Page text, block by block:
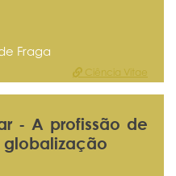
Fraga
Ciência Vitae
- A profissão de